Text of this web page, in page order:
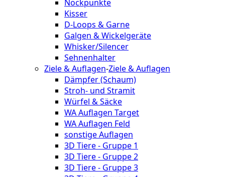
Nockpunkte
Kisser
D-Loops & Garne
Galgen & Wickelgeräte
Whisker/Silencer
Sehnenhalter
Ziele & Auflagen-Ziele & Auflagen
Dämpfer (Schaum)
Stroh- und Stramit
Würfel & Säcke
WA Auflagen Target
WA Auflagen Feld
sonstige Auflagen
3D Tiere - Gruppe 1
3D Tiere - Gruppe 2
3D Tiere - Gruppe 3